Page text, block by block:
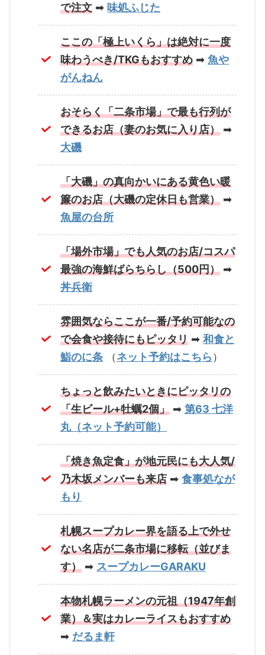
で注文 ➡ 味処ふじた
ここの「極上いくら」は絶対に一度
味わうべき/TKGもおすすめ ➡ 魚や
がんねん
おそらく「二条市場」で最も行列が
できるお店（妻のお気に入り店） ➡
大磯
「大磯」の真向かいにある黄色い暖
簾のお店（大磯の定休日も営業） ➡
魚屋の台所
「場外市場」でも人気のお店/コスパ
最強の海鮮ばらちらし（500円） ➡
丼兵衛
雰囲気ならここが一番/予約可能なの
で会食や接待にもピッタリ ➡ 和食と
鮨のに条 （ネット予約はこちら ）
ちょっと飲みたいときにピッタリの
「生ビール+牡蠣2個」 ➡ 第63 七洋
丸（ネット予約可能）
「焼き魚定食」が地元民にも大人気/
乃木坂メンバーも来店 ➡ 食事処なが
もり
札幌スープカレー界を語る上で外せ
ない名店が二条市場に移転（並びま
す） ➡ スープカレーGARAKU
本物札幌ラーメンの元祖（1947年創
業）＆実はカレーライスもおすすめ
➡ だるま軒